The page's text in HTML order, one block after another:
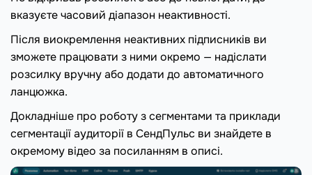
вказуєте часовий діапазон неактивності.
Після виокремлення неактивних підписників ви
зможете працювати з ними окремо — надіслати
розсилку вручну або додати до автоматичного
ланцюжка.
Докладніше про роботу з сегментами та приклади
сегментації аудиторії в СендПульс ви знайдете в
окремому відео за посиланням в описі.